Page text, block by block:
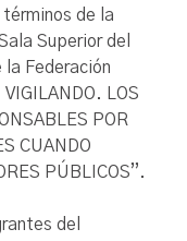
de la
Superior del
la Federación
LOS
POR
CUANDO
PÚBLICOS”.
del